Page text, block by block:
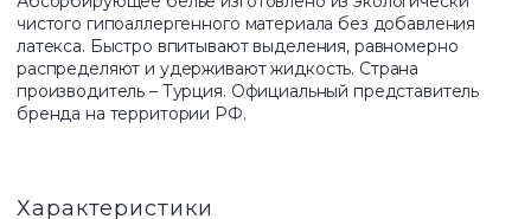
чистого гипоаллергенного материала без добавления
латекса. Быстро впитывают выделения, равномерно
распределяют и удерживают жидкость. Страна
производитель – Турция. Официальный представитель
бренда на территории РФ.
Характеристики